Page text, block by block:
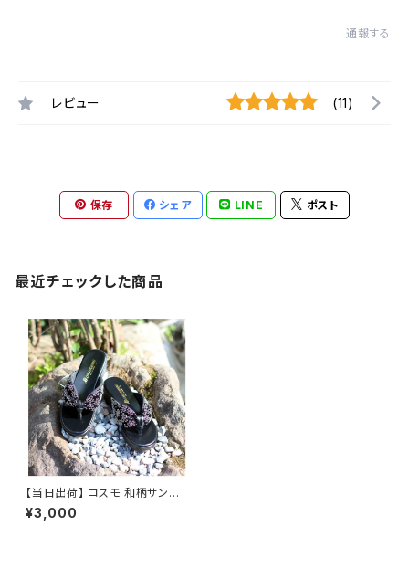
通報する
レビュー (11)
保存 シェア LINE ポスト
最近チェックした商品
【当日出荷】 コスモ 和柄サンダ
ル 523 レディース 鼻緒付 浴衣
和柄 和風 和装 つっかけ お祭り
¥3,000